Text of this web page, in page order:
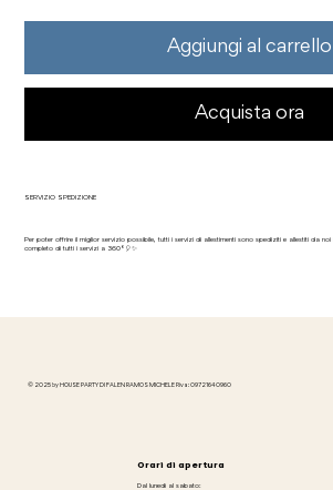
Aggiungi al carrello
Acquista ora
SERVIZIO SPEDIZIONE
Per poter offrire il miglior servizio possibile, tutti i servizi di allestimenti sono spediziti e allestiti da
completo di tutti i servizi a 360°🎈✨
© 2025 by HOUSE PARTY DI FALEN RAMOS MICHELE P.iva: 09721640960
Orari di apertura
Dal lunedì al sabato: